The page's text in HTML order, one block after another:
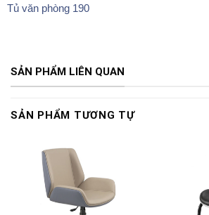
Tủ văn phòng 190
SẢN PHẨM LIÊN QUAN
SẢN PHẨM TƯƠNG TỰ